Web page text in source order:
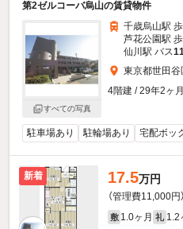
第2ゼルコーバ烏山の賃貸物件
すべての写真
千歳烏山駅 歩
芦花公園駅 歩
仙川駅 バス11
東京都世田谷
4階建 / 29年2ヶ
駐車場あり 駐輪場あり 宅配ボッ
新着 17.5万円
（管理費11,000円）
敷 1.0ヶ月 礼 1.2